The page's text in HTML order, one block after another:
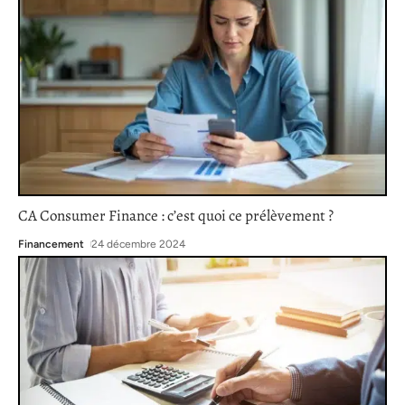
CA Consumer Finance : c’est quoi ce prélèvement ?
Financement 24 décembre 2024